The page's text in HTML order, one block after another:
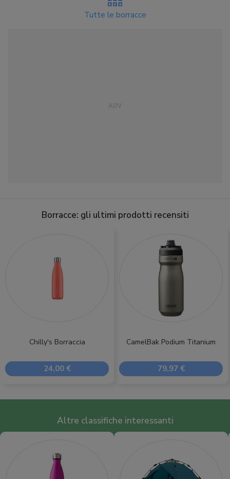
Tutte le borracce
Borracce: gli ultimi prodotti recensiti
Chilly's Borraccia
24,00 €
CamelBak Podium Titanium
79,97 €
Altre classifiche interessanti